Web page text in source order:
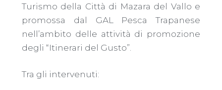
Turismo della Città di Mazara del Vallo e
promossa dal GAL Pesca Trapanese
nell’ambito delle attività di promozione
degli “Itinerari del Gusto”.
Tra gli intervenuti: